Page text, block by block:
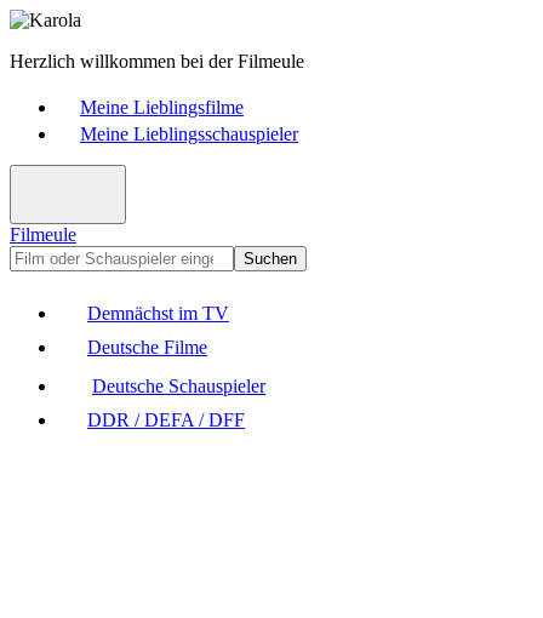
Herzlich willkommen bei der Filmeule
Meine Lieblingsfilme
Meine Lieblingsschauspieler
Filmeule
Suchen
Demnächst im TV
Deutsche Filme
Deutsche Schauspieler
DDR / DEFA / DFF